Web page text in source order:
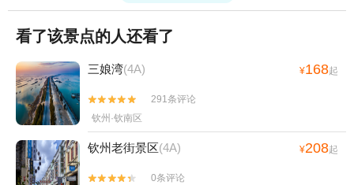
看了该景点的人还看了
三娘湾(4A) ¥168起


291条评论
钦州·钦南区
钦州老街景区(4A) ¥208起


0条评论